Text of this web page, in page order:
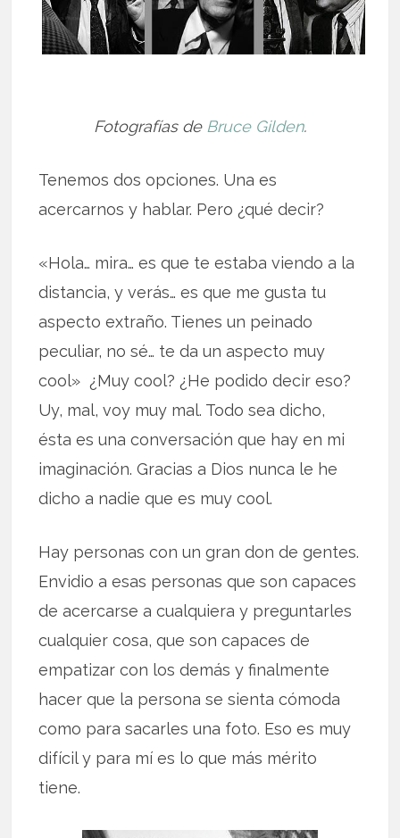
Fotografías deBruce Gilden.
Tenemos dos opciones. Una es
acercarnos y hablar. Pero ¿qué decir?
«Hola… mira… es que te estaba viendo a la
distancia, y verás… es que me gusta tu
aspecto extraño. Tienes un peinado
peculiar, no sé… te da un aspecto muy
cool» ¿Muy cool? ¿He podido decir eso?
Uy, mal, voy muy mal. Todo sea dicho,
ésta es una conversación que hay en mi
imaginación. Gracias a Dios nunca le he
dicho a nadie que es muy cool.
Hay personas con un gran don de gentes.
Envidio a esas personas que son capaces
de acercarse a cualquiera y preguntarles
cualquier cosa, que son capaces de
empatizar con los demás y finalmente
hacer que la persona se sienta cómoda
como para sacarles una foto. Eso es muy
difícil y para mí es lo que más mérito
tiene.